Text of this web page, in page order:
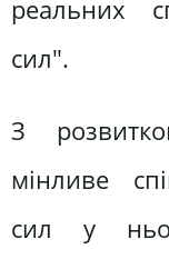
реальних
сил".
З
мінливе
сил у